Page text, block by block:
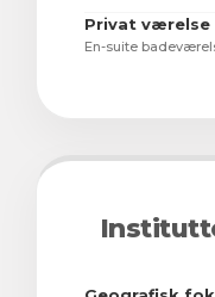
Privat værelse
En-suite